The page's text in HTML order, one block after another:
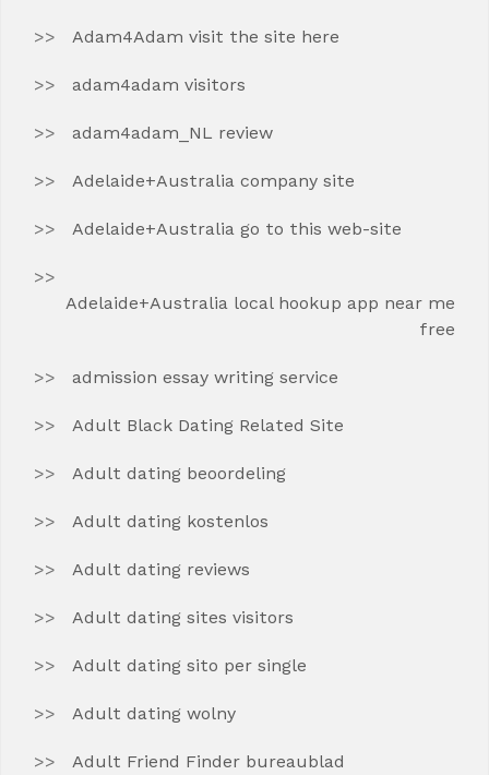
Adam4Adam visit the site here
adam4adam visitors
adam4adam_NL review
Adelaide+Australia company site
Adelaide+Australia go to this web-site
Adelaide+Australia local hookup app near me
free
admission essay writing service
Adult Black Dating Related Site
Adult dating beoordeling
Adult dating kostenlos
Adult dating reviews
Adult dating sites visitors
Adult dating sito per single
Adult dating wolny
Adult Friend Finder bureaublad